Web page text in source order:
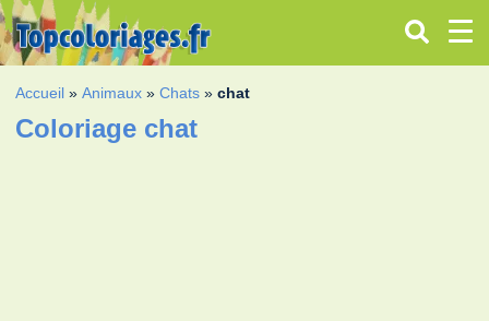
Accueil »Animaux »Chats »chat
Coloriage chat